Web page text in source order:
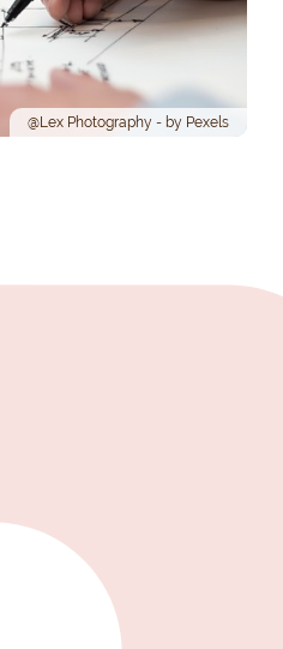
@Lex Photography - by Pexels